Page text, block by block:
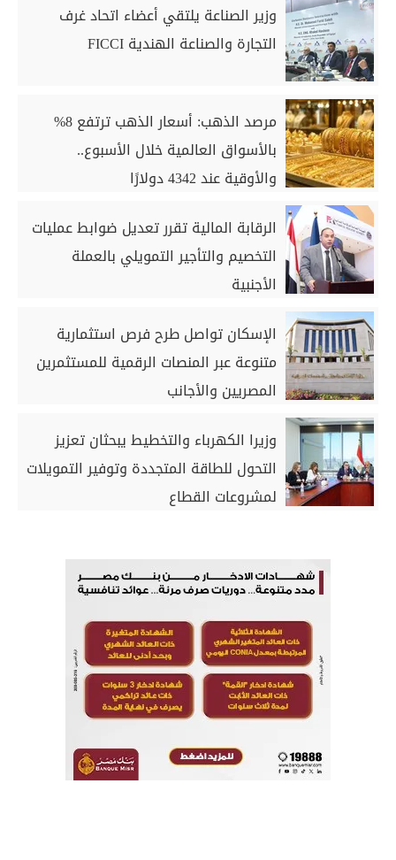
وزير الصناعة يلتقي أعضاء اتحاد غرف
التجارة والصناعة الهندية FICCI
مرصد الذهب: أسعار الذهب ترتفع 8%
بالأسواق العالمية خلال الأسبوع..
والأوقية عند 4342 دولارًا
الرقابة المالية تقرر تعديل ضوابط عمليات
التخصيم والتأجير التمويلي بالعملة
الأجنبية
الإسكان تواصل طرح فرص استثمارية
متنوعة عبر المنصات الرقمية للمستثمرين
المصريين والأجانب
وزيرا الكهرباء والتخطيط يبحثان تعزيز
التحول للطاقة المتجددة وتوفير التمويلات
لمشروعات القطاع